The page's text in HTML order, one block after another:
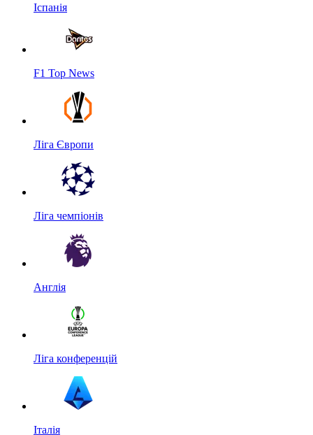
Іспанія
F1 Top News
Ліга Європи
Ліга чемпіонів
Англія
Ліга конференцій
Італія